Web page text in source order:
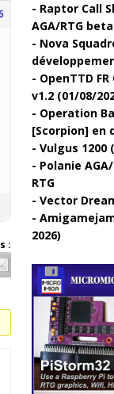
:
Raptor Call
AGA/RTG beta
Nova
OpenTTD
v1.2 (01/08/
Operation
[Scorpion] en
Vulgus 1200
Polanie
RTG
Vector
2026)